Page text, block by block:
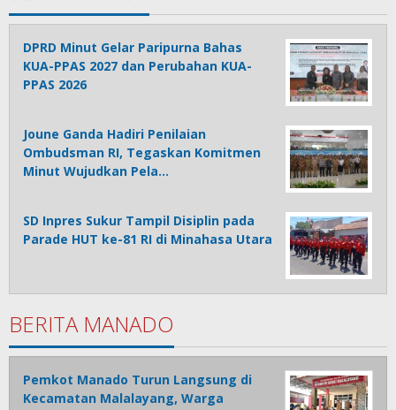
DPRD Minut Gelar Paripurna Bahas
KUA-PPAS 2027 dan Perubahan KUA-
PPAS 2026
Joune Ganda Hadiri Penilaian
Ombudsman RI, Tegaskan Komitmen
Minut Wujudkan Pela…
SD Inpres Sukur Tampil Disiplin pada
Parade HUT ke-81 RI di Minahasa Utara
BERITA MANADO
Pemkot Manado Turun Langsung di
Kecamatan Malalayang, Warga